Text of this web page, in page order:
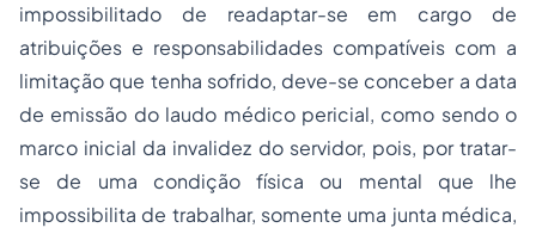
impossibilitado de readaptar-se em cargo de
atribuições e responsabilidades compatíveis com a
limitação que tenha sofrido, deve-se conceber a data
de emissão do laudo médico pericial, como sendo o
marco inicial da invalidez do servidor, pois, por tratar-
se de uma condição física ou mental que lhe
impossibilita de trabalhar, somente uma junta médica,